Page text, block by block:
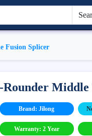
Fusion Splicer
Brand: Jilong
Warranty: 2 Year